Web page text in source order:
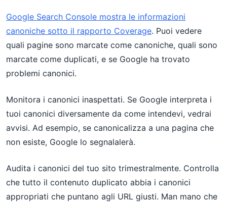
Google Search Console mostra le informazioni
canoniche sotto il rapporto Coverage. Puoi vedere
quali pagine sono marcate come canoniche, quali sono
marcate come duplicati, e se Google ha trovato
problemi canonici.
Monitora i canonici inaspettati. Se Google interpreta i
tuoi canonici diversamente da come intendevi, vedrai
avvisi. Ad esempio, se canonicalizza a una pagina che
non esiste, Google lo segnalalerà.
Audita i canonici del tuo sito trimestralmente. Controlla
che tutto il contenuto duplicato abbia i canonici
appropriati che puntano agli URL giusti. Man mano che